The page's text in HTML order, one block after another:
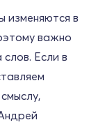
изменяются в
важно
Если в